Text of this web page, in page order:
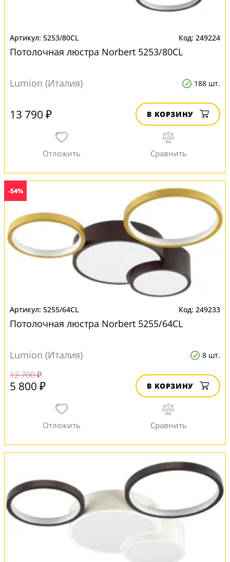
5253/80CL 249224
Потолочная люстра Norbert 5253/80CL
Lumion (Италия) 188 шт.
13 790 ₽ В КОРЗИНУ
-54%
5255/64CL 249233
Потолочная люстра Norbert 5255/64CL
Lumion (Италия) 8 шт.
12 700 ₽
5 800 ₽ В КОРЗИНУ